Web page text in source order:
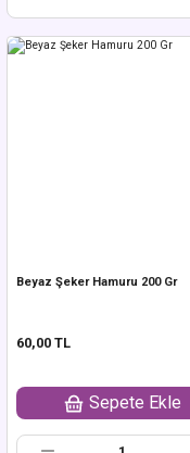
Beyaz Şeker Hamuru 200 Gr
60,00 TL
Sepete Ekle